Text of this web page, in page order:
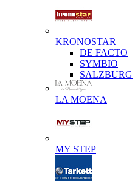
KRONOSTAR
DE FACTO
SYMBIO
SALZBURG
LA MOENA
MY STEP